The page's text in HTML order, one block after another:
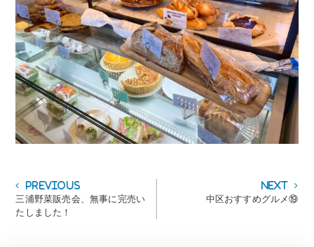
投
稿
ナ
PreviousPrevious
post:
三浦野菜販売会、無事に完売い
たしました！
Next
中区おすすめグルメ⑲